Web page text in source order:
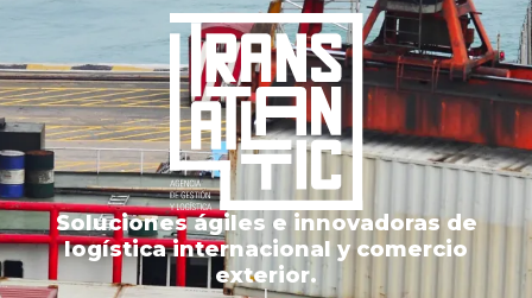
Soluciones ágiles e innovadoras de
logística internacional y comercio
exterior.